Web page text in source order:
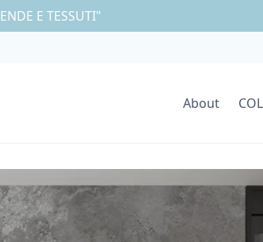
E TESSUTI"
About